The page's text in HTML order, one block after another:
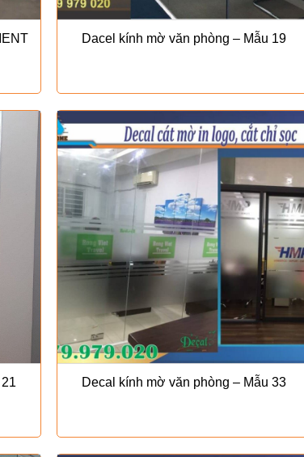
Dacel kính mờ văn phòng – Mẫu 19
Decal kính mờ văn phòng – Mẫu 33